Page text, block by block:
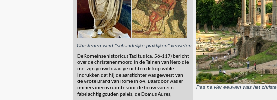
Christenen werd "schandelijke praktijken" verweten
De Romeinse historicus Tacitus (ca. 56-117) bericht
over de christenenmoord in de Tuinen van Nero die
met zijn gruweldaad geruchten de kop wilde
indrukken dat hij de aanstichter was geweest van
de Grote Brand van Rome in 64. Daardoor was er
immers ineens ruimte voor de bouw van zijn
fabelachtig gouden paleis, de Domus Aurea,
Pas na vier eeuwen was het